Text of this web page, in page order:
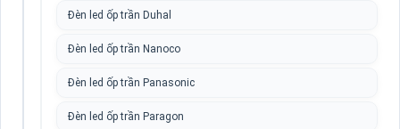
Đèn led ốp trần Duhal
Đèn led ốp trần Nanoco
Đèn led ốp trần Panasonic
Đèn led ốp trần Paragon